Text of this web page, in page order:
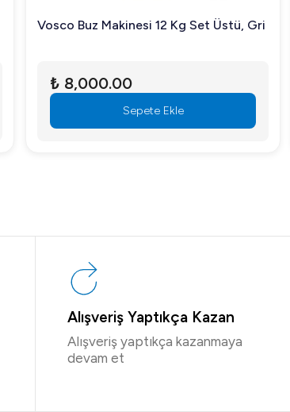
Vosco Buz Makinesi 12 Kg Set Üstü, Gri
₺ 8,000.00
Sepete Ekle
Alışveriş Yaptıkça Kazan
Alışveriş yaptıkça kazanmaya
devam et